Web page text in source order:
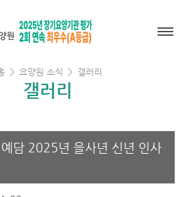
> 요양원 소식 > 갤러리
갤러리
담 2025년 을사년 신년 인사